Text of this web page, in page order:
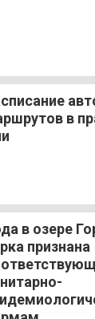
в
в озере
признана